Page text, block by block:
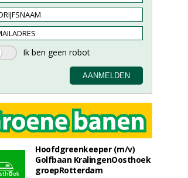
Hoofdgreenkeeper (m/v)
Golfbaan KralingenOosthoek
groepRotterdam